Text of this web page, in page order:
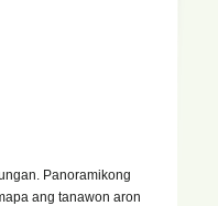
Panoramikong
ang tanawon aron